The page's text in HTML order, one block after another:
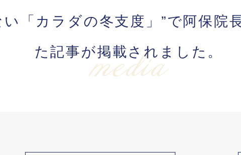
い「カラダの冬支度」”で阿保
た記事が掲載されました。
media